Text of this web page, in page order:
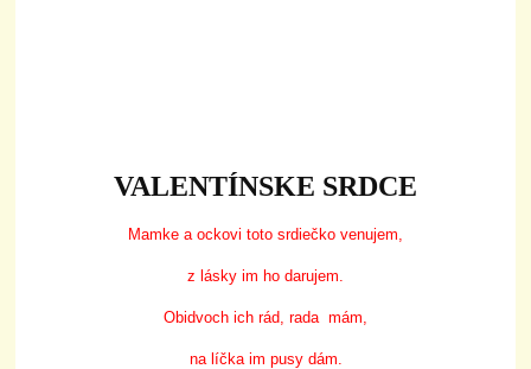
VALENTÍNSKE SRDCE
Mamke a ockovi toto srdiečko venujem,
z lásky im ho darujem.
Obidvoch ich rád, rada mám,
na líčka im pusy dám.